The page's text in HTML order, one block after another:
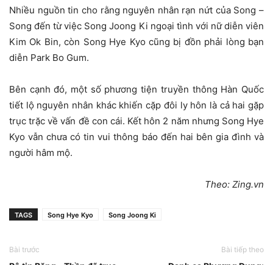
Nhiều nguồn tin cho rằng nguyên nhân rạn nứt của Song –
Song đến từ việc Song Joong Ki ngoại tình với nữ diễn viên
Kim Ok Bin, còn Song Hye Kyo cũng bị đồn phải lòng bạn
diễn Park Bo Gum.
Bên cạnh đó, một số phương tiện truyền thông Hàn Quốc
tiết lộ nguyên nhân khác khiến cặp đôi ly hôn là cả hai gặp
trục trặc về vấn đề con cái. Kết hôn 2 năm nhưng Song Hye
Kyo vẫn chưa có tin vui thông báo đến hai bên gia đình và
người hâm mộ.
Theo: Zing.vn
TAGS Song Hye Kyo Song Joong Ki
Bài trước Bài tiếp theo